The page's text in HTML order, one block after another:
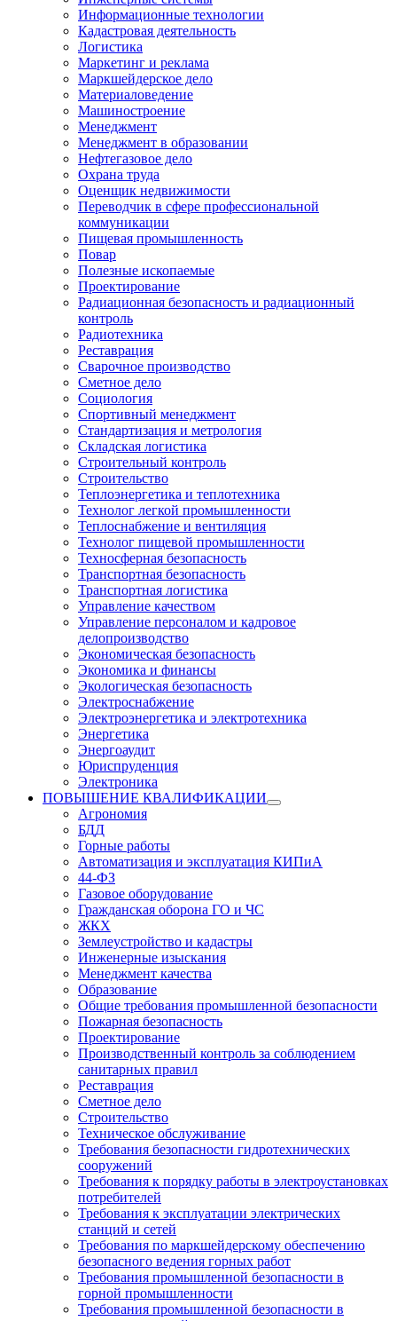
Информационные технологии
Кадастровая деятельность
Логистика
Маркетинг и реклама
Маркшейдерское дело
Материаловедение
Машиностроение
Менеджмент
Менеджмент в образовании
Нефтегазовое дело
Охрана труда
Оценщик недвижимости
Переводчик в сфере профессиональной
коммуникации
Пищевая промышленность
Повар
Полезные ископаемые
Проектирование
Радиационная безопасность и радиационный
контроль
Радиотехника
Реставрация
Сварочное производство
Сметное дело
Социология
Спортивный менеджмент
Стандартизация и метрология
Складская логистика
Строительный контроль
Строительство
Теплоэнергетика и теплотехника
Технолог легкой промышленности
Теплоснабжение и вентиляция
Технолог пищевой промышленности
Техносферная безопасность
Транспортная безопасность
Транспортная логистика
Управление качеством
Управление персоналом и кадровое
делопроизводство
Экономическая безопасность
Экономика и финансы
Экологическая безопасность
Электроснабжение
Электроэнергетика и электротехника
Энергетика
Энергоаудит
Юриспруденция
Электроника
ПОВЫШЕНИЕ КВАЛИФИКАЦИИ
Агрономия
БДД
Горные работы
Автоматизация и эксплуатация КИПиА
44-ФЗ
Газовое оборудование
Гражданская оборона ГО и ЧС
ЖКХ
Землеустройство и кадастры
Инженерные изыскания
Менеджмент качества
Образование
Общие требования промышленной безопасности
Пожарная безопасность
Проектирование
Производственный контроль за соблюдением
санитарных правил
Реставрация
Сметное дело
Строительство
Техническое обслуживание
Требования безопасности гидротехнических
сооружений
Требования к порядку работы в электроустановках
потребителей
Требования к эксплуатации электрических
станций и сетей
Требования по маркшейдерскому обеспечению
безопасного ведения горных работ
Требования промышленной безопасности в
горной промышленности
Требования промышленной безопасности в